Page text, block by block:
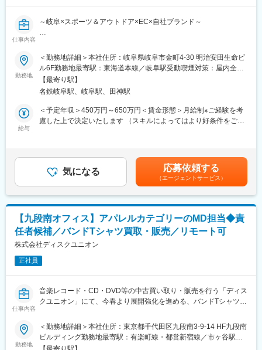
入社後は、まず既存メンバーとともに財務経理領域の基盤整備を
推進いただきます。特に資金繰りや金融機関対応を中心に、副社
ックや改善も重要な役割です。
■ポジションの魅力
経営陣との距離が近く、意思決定に関わりながら会社全体を見渡
管理会計の両軸で経験を広げながら、将来的には経営の中核とし
て活躍いただくことを期待しています。「経営の意図を理解し、
変更の範囲：会社の定める業務
仕事内容
～岐阜×スポーツ＆アウトドア×EC×自社ブランド～
「QUICKCAMP（クイックキャンプ）」や「LEADING EDGE（リ
ーディングエッジ）」といった自社ブランド（PB）の展開に加
え、国内外の有力ブランド（NB）を扱うセレクトショップとして
の側面を持っております。
■業務内容
担当ジャンル（アウトドア・スポーツ等）におけるナショナルブ
1.NB関連業務
・市場動向調査： 担当ジャンルのトレンド、競合ブランド、EC市
・メーカー折衝： 担当メーカーとの商談、展示会への参加。
・バイイング： 春夏・秋冬シーズンの先行予約（Future Order）
およびシーズン中の追加発注・フォローアップ。
2.海外ブランド関連業務
・市場動向調査：担当ジャンルの海外でのトレンド、売れ筋動向
等の情報収集、海外展示会参加。
・バイイング方針の立案：担当する海外ブランド毎の発注内容、
売上・利益の分析。
・メーカー・商社折衝：担当する海外メーカー・商社との商談。
ップ。
勤務地
＜勤務地詳細＞本社住所：岐阜県岐阜市金町4-30 明治安田生命ビ
ル6F勤務地最寄駅：東海道本線／岐阜駅受動喫煙対策：屋内全面
禁煙変更の範囲：会社の定める事業所
【最寄り駅】
名鉄岐阜駅、岐阜駅、田神駅
給与
＜予定年収＞450万円～650万円＜賃金形態＞月給制※ご経験を考
慮した上で決定いたします （スキルによってはより好条件をご提
業績等による総合評価にて決定賃金はあくまでも目安の金額であ
り、選考を通じて上下する可能性があります。月給(月額)は固定手
当を含めた表記です。
気になる 応募依頼する
（エージェントサービス）
【九段南オフィス】アパレルカテゴリーのMD担当◆責
任者候補／バンドTシャツ買取・販売／リモート可
株式会社ディスクユニオン
正社員
仕事内容
音楽レコード・CD・DVD等の中古買い取り・販売を行う「ディス
クユニオン」にて、今春より展開強化を進める、バンドTシャツを
いたします。
音楽系のアパレルアイテムへの知見やご経験・スキルを活かし
て、新規カテゴリーの立ち上げに貢献いただけるポジションで
勤務地
＜勤務地詳細＞本社住所：東京都千代田区九段南3-9-14 HF九段南
ビルディング勤務地最寄駅：有楽町線・都営新宿線／市ヶ谷駅受
動喫煙対策：屋内全面禁煙変更の範囲：会社の定める事業所